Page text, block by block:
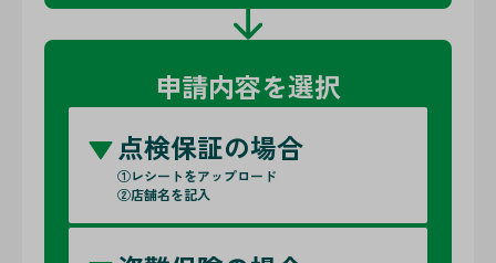
申請内容を選択
点検保証の場合
①レシートをアップロード
②店舗名を記入